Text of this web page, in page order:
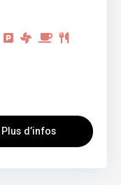
Plus d’infos